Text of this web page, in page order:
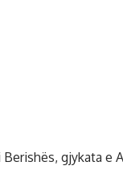
gjykata e